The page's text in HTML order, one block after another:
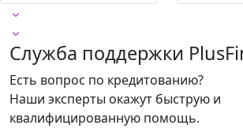
Служба поддержки
Есть вопрос по кредитованию?
Наши эксперты окажут быструю и
квалифицированную помощь.